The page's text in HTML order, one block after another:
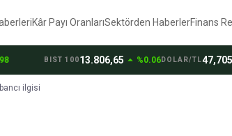
Kâr Payı OranlarıSektörden HaberlerFinans
BIST 100 13.806,65arrow_drop_up%0.06DOLAR/TL47,7050
ilgisi